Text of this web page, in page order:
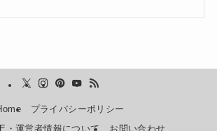
プライバシーポリシー
・運営者情報について
お問い合わせ